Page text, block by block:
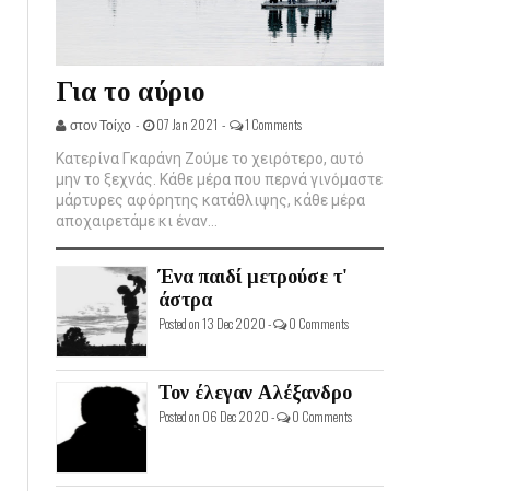
Για το αύριο
στον Τοίχο - 07 Jan 2021 - 1 Comments
Κατερίνα Γκαράνη Ζούμε το χειρότερο, αυτό
μην το ξεχνάς. Κάθε μέρα που περνά γινόμαστε
μάρτυρες αφόρητης κατάθλιψης, κάθε μέρα
αποχαιρετάμε κι έναν...
Ένα παιδί μετρούσε τ'
άστρα
Posted on 13 Dec 2020 - 0 Comments
Τον έλεγαν Αλέξανδρο
Posted on 06 Dec 2020 - 0 Comments